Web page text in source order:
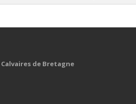
de Bretagne